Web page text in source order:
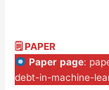
🗒 PAPER
Paper page:
debt-in-machine-